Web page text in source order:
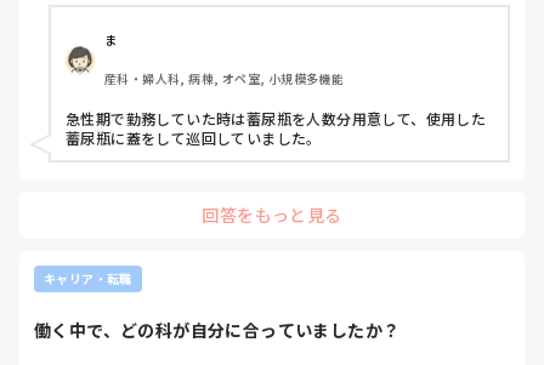
ットしワゴン下段に乗せて破棄していき最後まとめて汚物処
理室で破棄してたのでその方法はダメなのか？と疑問抱いて
ます。もちろん汚物見えないようワゴンにカバーする等対策
して。
皆さんの病棟ではどのような方法取られてますか？
ま
産科・婦人科, 病棟, オペ室, 小規模多機能
急性期で勤務していた時は蓄尿瓶を人数分用意して、使用した
蓄尿瓶に蓋をして巡回していました。
回答をもっと見る
キャリア・転職
働く中で、どの科が自分に合っていましたか？